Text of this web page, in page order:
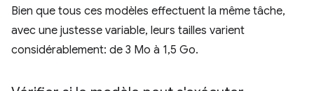
Bien que tous ces modèles effectuent la même tâche,
avec une justesse variable, leurs tailles varient
considérablement: de 3 Mo à 1,5 Go.